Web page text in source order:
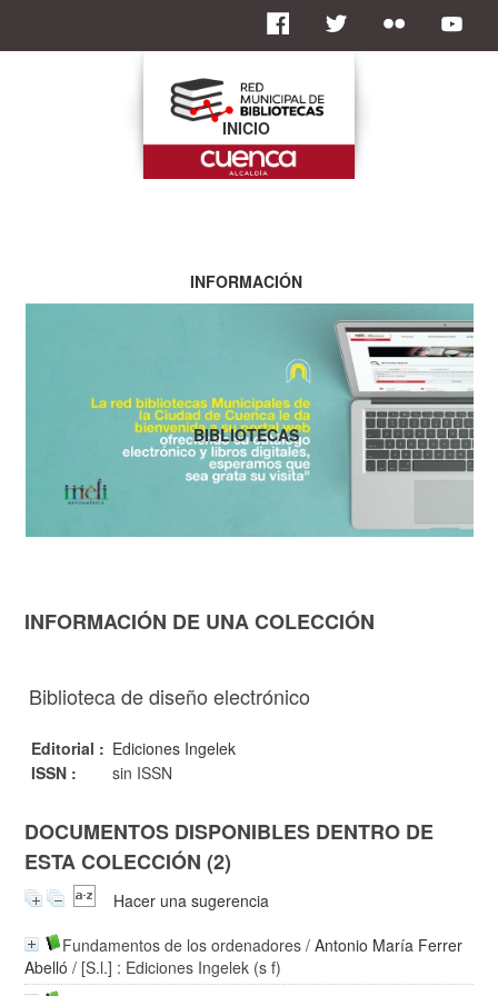
INFORMACIÓN DE UNA COLECCIÓN
Biblioteca de diseño electrónico
Editorial : Ediciones Ingelek
ISSN :
sin ISSN
DOCUMENTOS DISPONIBLES DENTRO DE
ESTA COLECCIÓN (2)
Hacer una sugerencia
Fundamentos de los ordenadores /Antonio María Ferrer
Abelló / [S.l.] : Ediciones Ingelek (s f)
INICIO
INFORMACIÓN
BIBLIOTECAS